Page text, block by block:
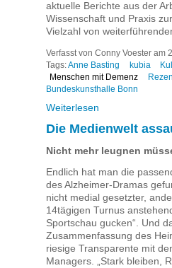
aktuelle Berichte aus der
Wissenschaft und Praxis
Vielzahl von
Verfasst von Conny Voester am
Tags:Anne Basting kubia
Menschen mit Demenz
Bundeskunsthalle Bonn
Weiterlesen
Die Medienwelt
Nicht mehr leugnen
Endlich hat man die
des Alzheimer-Dramas
nicht medial gesetzter,
14tägigen Turnus
Sportschau gucken“. Und
Zusammenfassung des
riesige Transparente mit
Managers. „Stark bleiben,